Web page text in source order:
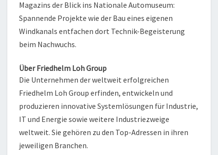
Magazins der Blick ins Nationale Automuseum:
Spannende Projekte wie der Bau eines eigenen
Windkanals entfachen dort Technik-Begeisterung
beim Nachwuchs.
Über Friedhelm Loh Group
Die Unternehmen der weltweit erfolgreichen
Friedhelm Loh Group erfinden, entwickeln und
produzieren innovative Systemlösungen für Industrie,
IT und Energie sowie weitere Industriezweige
weltweit. Sie gehören zu den Top-Adressen in ihren
jeweiligen Branchen.